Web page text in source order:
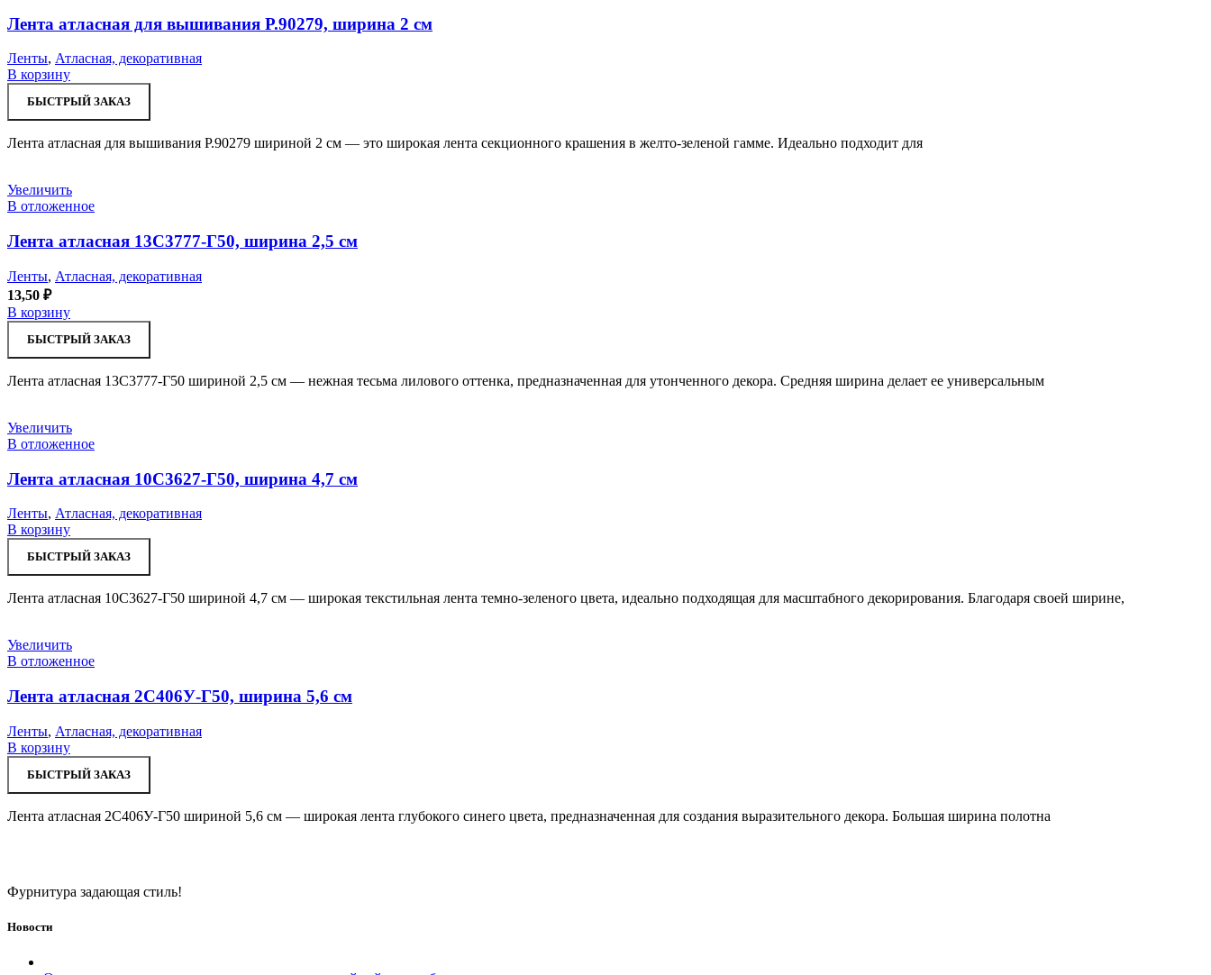
Лента атласная для вышивания Р.90279, ширина 2 см
Ленты, Атласная, декоративная
В корзину
БЫСТРЫЙ ЗАКАЗ
Лента атласная для вышивания Р.90279 шириной 2 см — это широкая лента секционного крашения в желто-зеленой гамме. Идеально подходит для
Увеличить
В отложенное
Лента атласная 13С3777-Г50, ширина 2,5 см
Ленты, Атласная, декоративная
13,50 ₽
В корзину
БЫСТРЫЙ ЗАКАЗ
Лента атласная 13С3777-Г50 шириной 2,5 см — нежная тесьма лилового оттенка, предназначенная для утонченного декора. Средняя ширина делает ее универсальным
Увеличить
В отложенное
Лента атласная 10С3627-Г50, ширина 4,7 см
Ленты, Атласная, декоративная
В корзину
БЫСТРЫЙ ЗАКАЗ
Лента атласная 10С3627-Г50 шириной 4,7 см — широкая текстильная лента темно-зеленого цвета, идеально подходящая для масштабного декорирования. Благодаря своей ширине,
Увеличить
В отложенное
Лента атласная 2С406У-Г50, ширина 5,6 см
Ленты, Атласная, декоративная
В корзину
БЫСТРЫЙ ЗАКАЗ
Лента атласная 2С406У-Г50 шириной 5,6 см — широкая лента глубокого синего цвета, предназначенная для создания выразительного декора. Большая ширина полотна
Фурнитура задающая стиль!
Новости